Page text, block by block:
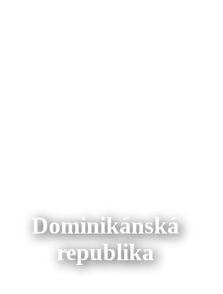
Dominikánská
republika